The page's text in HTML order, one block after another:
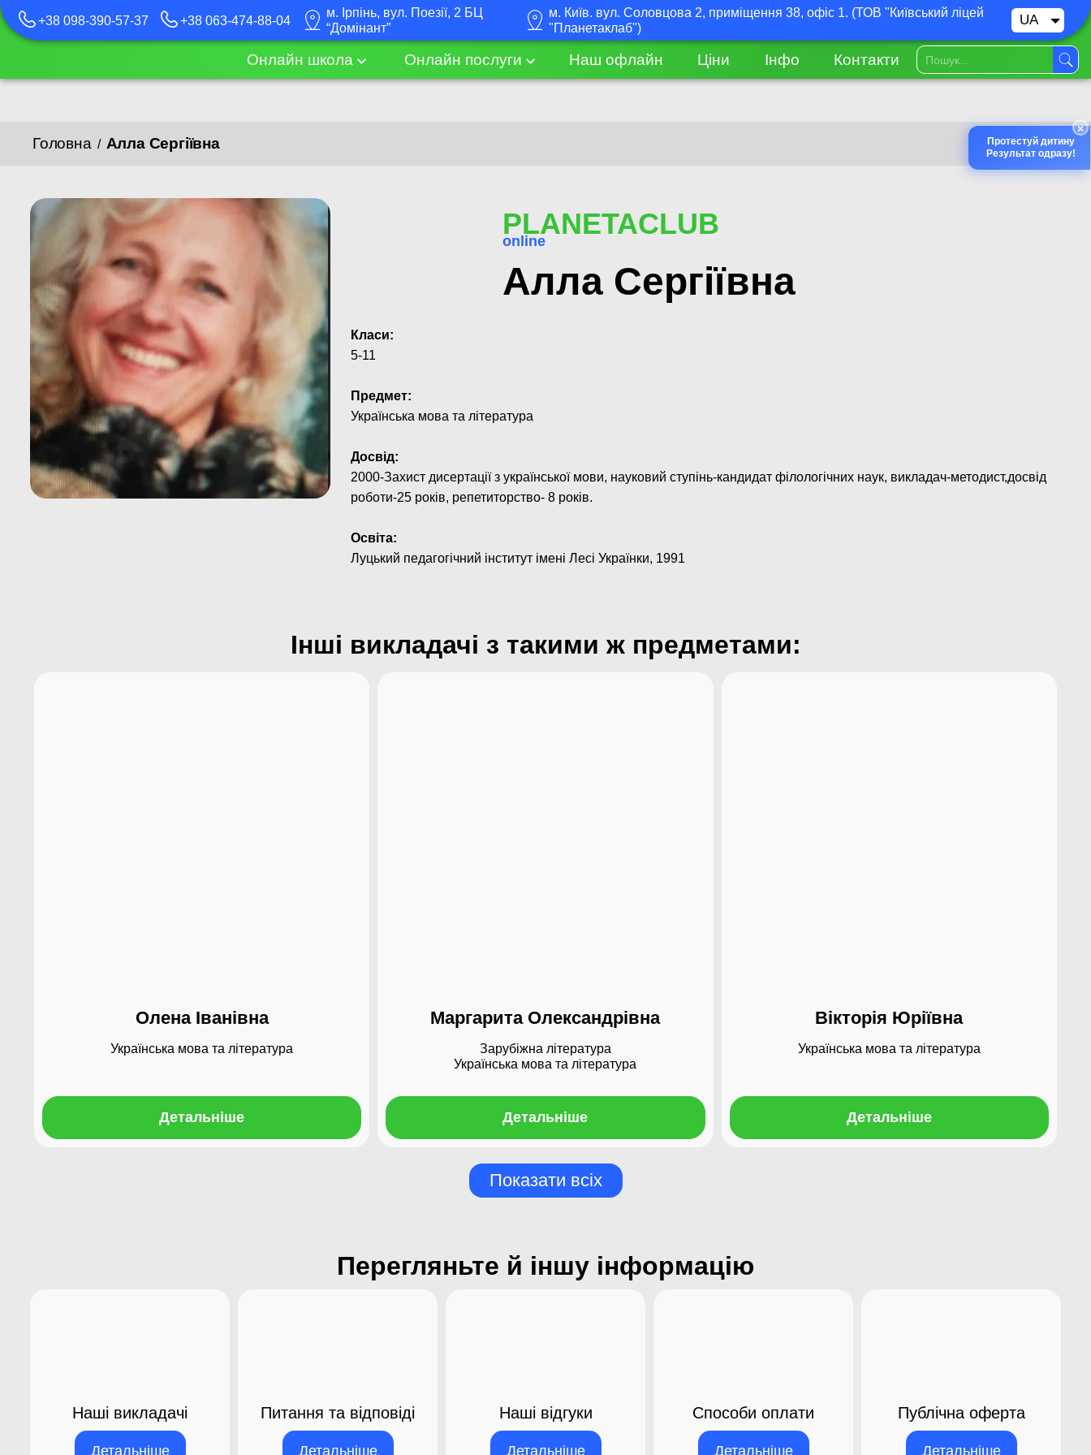
+38 098-390-57-37 +38 063-474-88-04
м. Ірпінь, вул. Поезії, 2 БЦ
“Домінант”
м. Київ. вул. Соловцова 2, приміщення 38, офіс 1. (ТОВ "Київський ліцей
"Планетаклаб")
UA
RU
Онлайн школа Онлайн послуги Наш офлайн Ціни Інфо Контакти
Головна / Алла Сергіївна
PLANETACLUB
online
Алла Сергіївна
Класи:
5-11
Предмет:
Українська мова та література
Досвід:
2000-Захист дисертації з української мови, науковий ступінь-кандидат філологічних наук, викладач-методист,досвід
роботи-25 років, репетиторство- 8 років.
Освіта:
Луцький педагогічний інститут імені Лесі Українки, 1991
Інші викладачі з такими ж предметами:
Олена Іванівна
Українська мова та література
Детальніше
Маргарита Олександрівна
Зарубіжна література
Українська мова та література
Детальніше
Вікторія Юріївна
Українська мова та література
Детальніше
Показати всіх
Перегляньте й іншу інформацію
Наші викладачі​
Детальніше
Питання та відповіді
Детальніше
Наші відгуки
Детальніше
Способи оплати
Детальніше
Публічна оферта
Детальніше
29.06.2021
×
Протестуй дитину
Результат одразу!